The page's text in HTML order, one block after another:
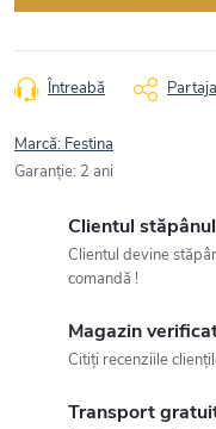
Întreabă
Marcă: Festina
Garanţie: 2 ani
Clientul
Clientul devine
comandă !
Magazin
Citiți recenziile
Transport